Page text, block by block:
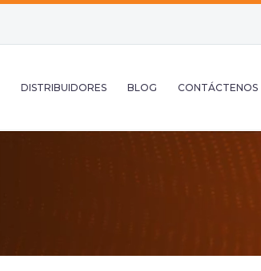
DISTRIBUIDORES BLOG CONTÁCTENOS